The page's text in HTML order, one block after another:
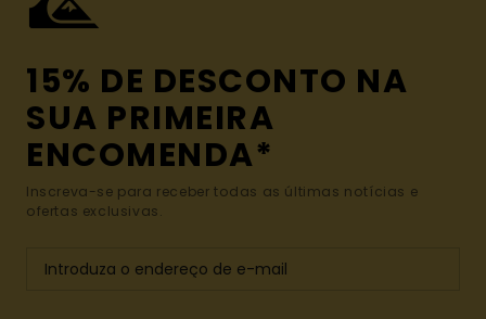
15% DE DESCONTO NA
SUA PRIMEIRA
ENCOMENDA*
Inscreva-se para receber todas as últimas notícias e
ofertas exclusivas.